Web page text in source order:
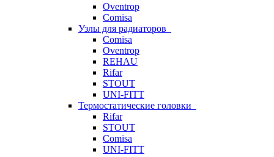
Oventrop
Comisa
Узлы для радиаторов
Comisa
Oventrop
REHAU
Rifar
STOUT
UNI-FITT
Термостатические головки
Rifar
STOUT
Comisa
UNI-FITT